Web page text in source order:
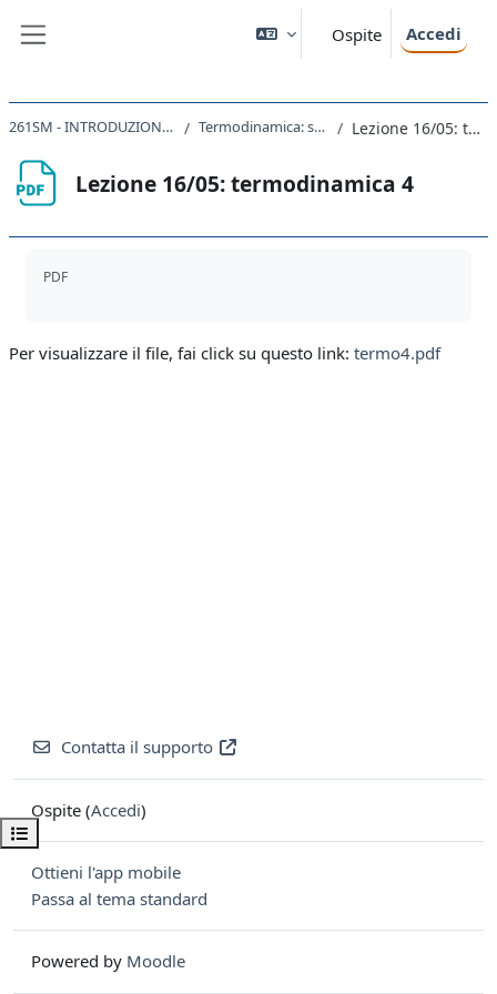
Ospite Accedi
Apri indice del corso
261SM - INTRODUZIONE ALLA FISICA 2021 Termodinamica: secondo principio Lezione 16/05: termodinamica 4
Lezione 16/05: termodinamica 4
PDF
Per visualizzare il file, fai click su questo link: termo4.pdf
Contatta il supporto
Ospite (Accedi)
Ottieni l'app mobile
Passa al tema standard
Powered by Moodle